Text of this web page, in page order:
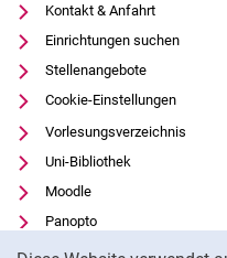
Kontakt & Anfahrt
Einrichtungen suchen
Stellenangebote
Cookie-Einstellungen
Vorlesungsverzeichnis
Uni-Bibliothek
Moodle
Panopto
Datenschutz